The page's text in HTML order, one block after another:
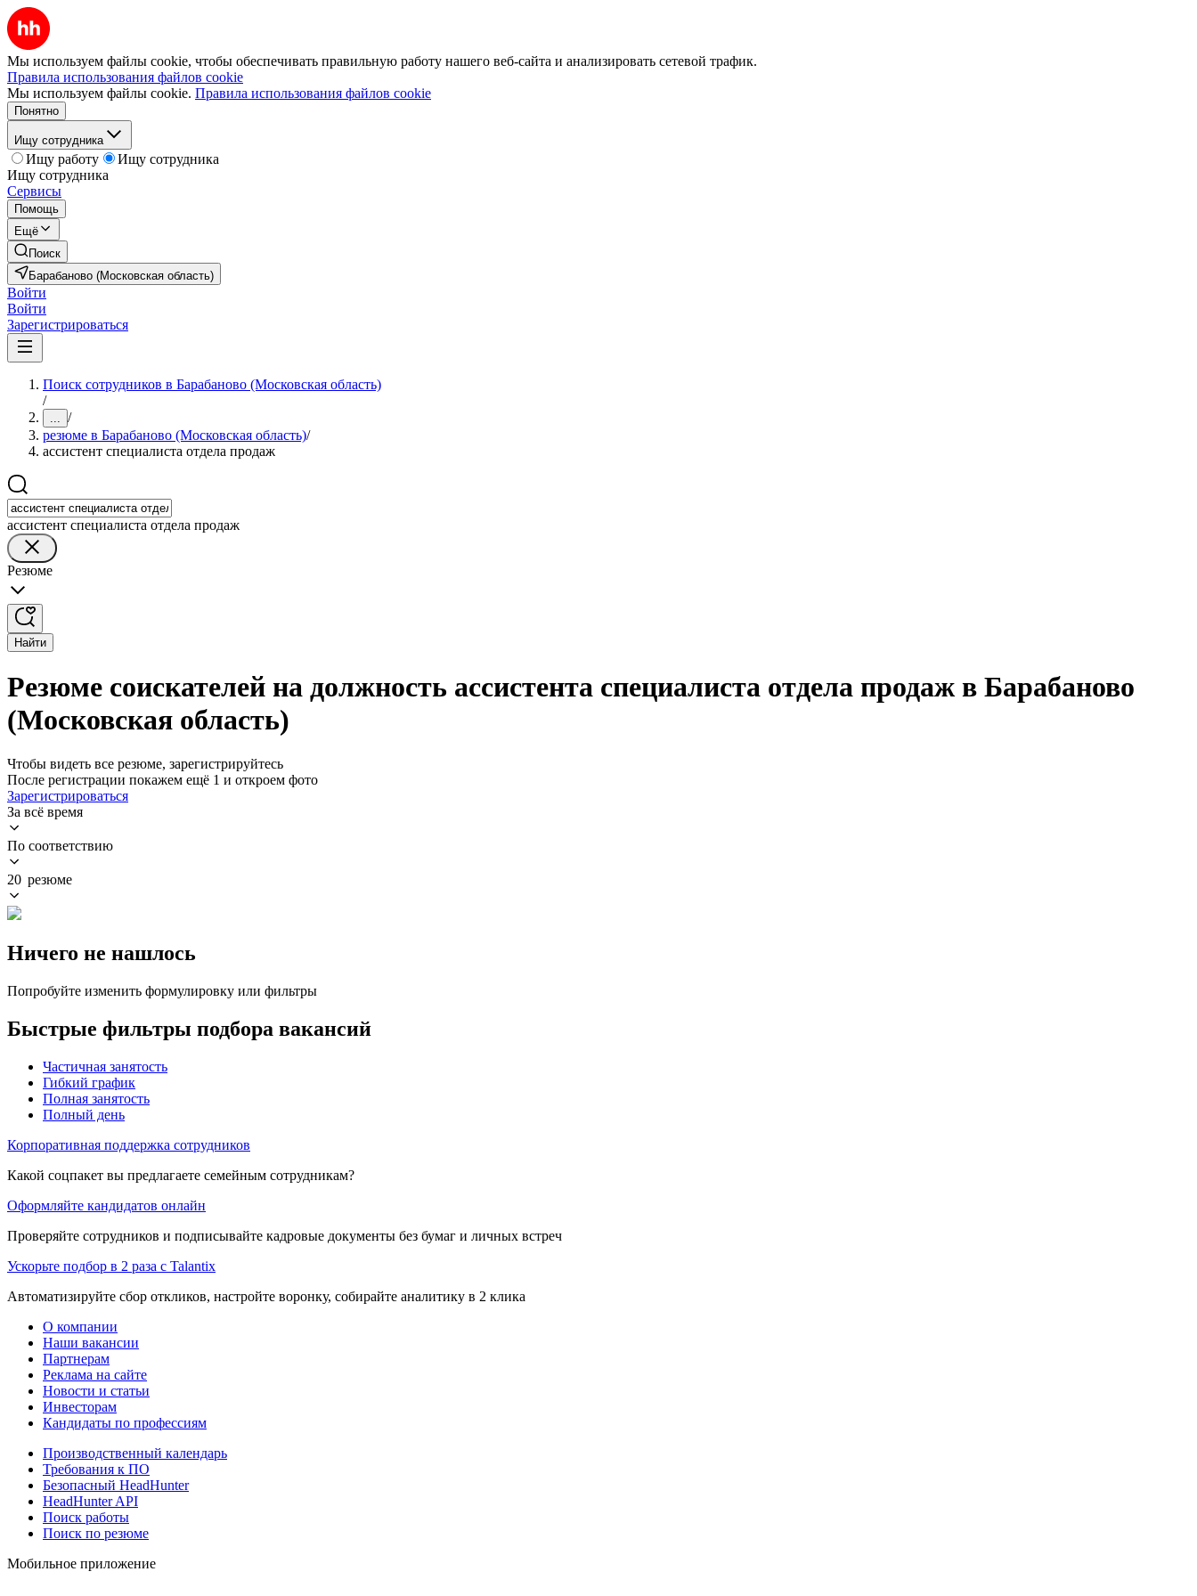
Мы используем файлы cookie, чтобы обеспечивать правильную работу нашего веб-сайта и анализировать сетевой трафик.
Правила использования файлов cookie
Мы используем файлы cookie. Правила использования файлов cookie
Понятно
Ищу сотрудника
Ищу работу
Ищу сотрудника
Ищу сотрудника
Сервисы
Помощь
Ещё
Поиск
Барабаново (Московская область)
Войти
Войти
Зарегистрироваться
Поиск сотрудников в Барабаново (Московская область)
/
... /
резюме в Барабаново (Московская область)/
ассистент специалиста отдела продаж
ассистент специалиста отдела продаж
Резюме
Найти
Резюме соискателей на должность ассистента специалиста отдела продаж в Барабаново
(Московская область)
Чтобы видеть все резюме, зарегистрируйтесь
После регистрации покажем ещё 1 и откроем фото
Зарегистрироваться
За всё время
По соответствию
20 резюме
Ничего не нашлось
Попробуйте изменить формулировку или фильтры
Быстрые фильтры подбора вакансий
Частичная занятость
Гибкий график
Полная занятость
Полный день
Корпоративная поддержка сотрудников
Какой соцпакет вы предлагаете семейным сотрудникам?
Оформляйте кандидатов онлайн
Проверяйте сотрудников и подписывайте кадровые документы без бумаг и личных встреч
Ускорьте подбор в 2 раза с Talantix
Автоматизируйте сбор откликов, настройте воронку, собирайте аналитику в 2 клика
О компании
Наши вакансии
Партнерам
Реклама на сайте
Новости и статьи
Инвесторам
Кандидаты по профессиям
Производственный календарь
Требования к ПО
Безопасный HeadHunter
HeadHunter API
Поиск работы
Поиск по резюме
Мобильное приложение